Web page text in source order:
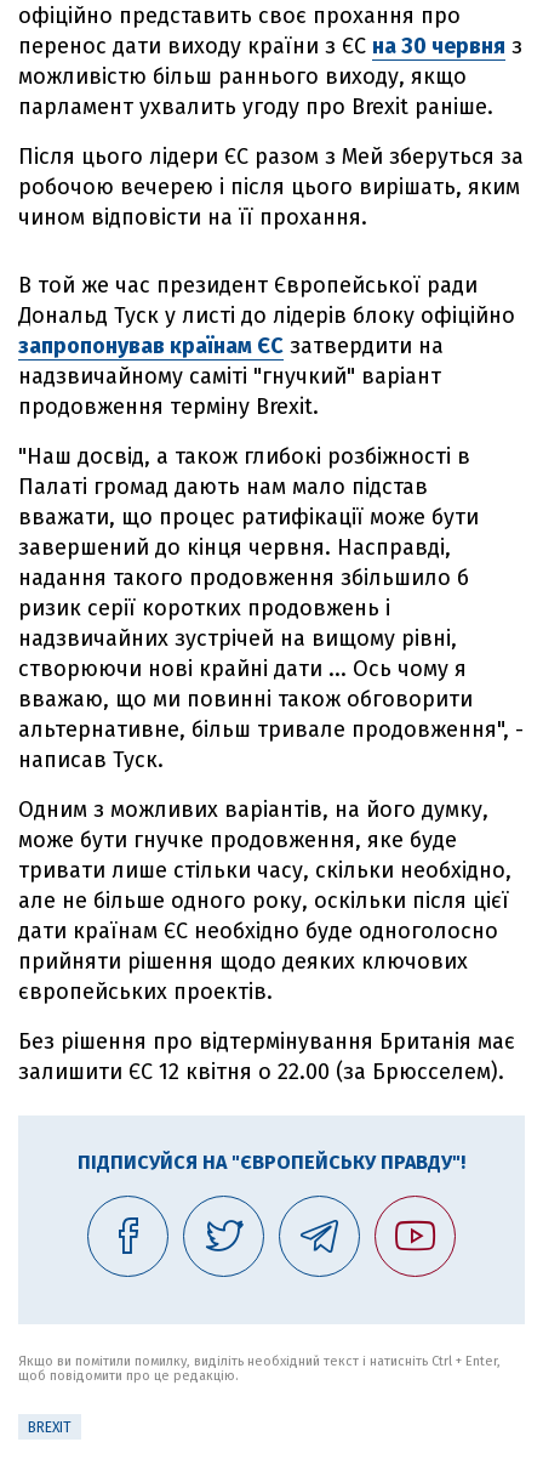
офіційно представить своє прохання про
перенос дати виходу країни з ЄС на 30 червня з
можливістю більш раннього виходу, якщо
парламент ухвалить угоду про Brexit раніше.
Після цього лідери ЄС разом з Мей зберуться за
робочою вечерею і після цього вирішать, яким
чином відповісти на її прохання.
В той же час президент Європейської ради
Дональд Туск у листі до лідерів блоку офіційно
запропонував країнам ЄС затвердити на
надзвичайному саміті "гнучкий" варіант
продовження терміну Brexit.
"Наш досвід, а також глибокі розбіжності в
Палаті громад дають нам мало підстав
вважати, що процес ратифікації може бути
завершений до кінця червня. Насправді,
надання такого продовження збільшило б
ризик серії коротких продовжень і
надзвичайних зустрічей на вищому рівні,
створюючи нові крайні дати ... Ось чому я
вважаю, що ми повинні також обговорити
альтернативне, більш тривале продовження", -
написав Туск.
Одним з можливих варіантів, на його думку,
може бути гнучке продовження, яке буде
тривати лише стільки часу, скільки необхідно,
але не більше одного року, оскільки після цієї
дати країнам ЄС необхідно буде одноголосно
прийняти рішення щодо деяких ключових
європейських проектів.
Без рішення про відтермінування Британія має
залишити ЄС 12 квітня о 22.00 (за Брюсселем).
ПІДПИСУЙСЯ НА "ЄВРОПЕЙСЬКУ ПРАВДУ"!
Якщо ви помітили помилку, виділіть необхідний текст і натисніть Ctrl + Enter,
щоб повідомити про це редакцію.
BREXIT